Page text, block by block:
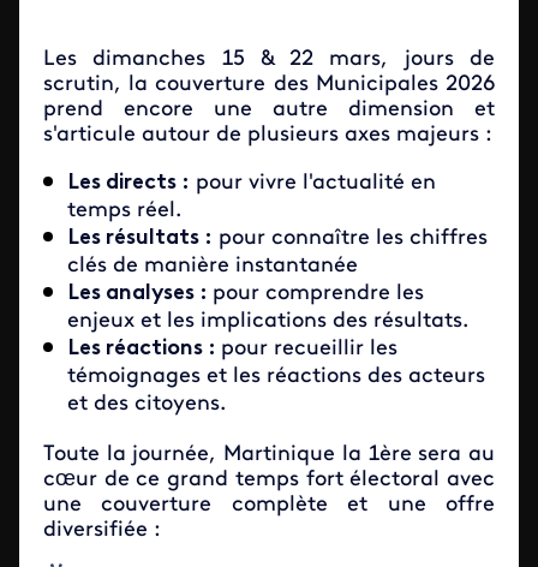
Les dimanches 15 & 22 mars, jours de
scrutin, la couverture des Municipales 2026
prend encore une autre dimension et
s'articule autour de plusieurs axes majeurs :
Les directs : pour vivre l'actualité en
temps réel.
Les résultats : pour connaître les chiffres
clés de manière instantanée
Les analyses : pour comprendre les
enjeux et les implications des résultats.
Les réactions : pour recueillir les
témoignages et les réactions des acteurs
et des citoyens.
Toute la journée, Martinique la 1ère sera au
cœur de ce grand temps fort électoral avec
une couverture complète et une offre
diversifiée :